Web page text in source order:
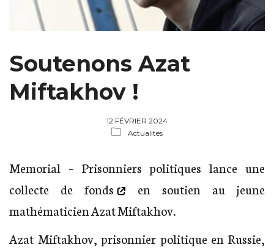
Soutenons Azat
Miftakhov !
12 FÉVRIER 2024
Actualités
Memorial – Prisonniers politiques lance une
collecte de fonds
en soutien au jeune
mathématicien Azat Miftakhov.
Azat Miftakhov, prisonnier politique en Russie,